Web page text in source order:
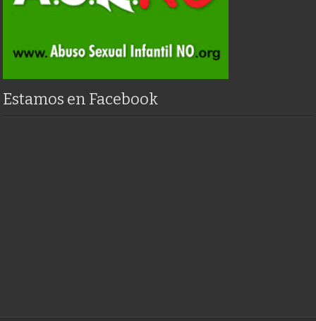
Estamos en Facebook